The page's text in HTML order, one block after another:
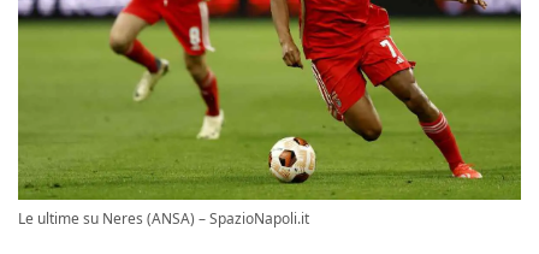
Le ultime su Neres (ANSA) – SpazioNapoli.it